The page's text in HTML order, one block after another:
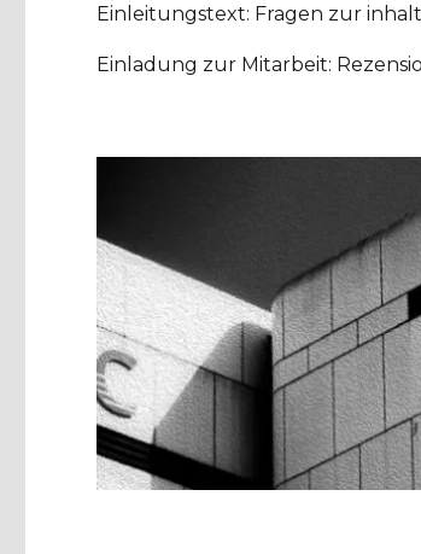
Einleitungstext: Fragen zur
Einladung zur Mitarbeit: